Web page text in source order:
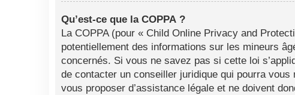
Qu’est-ce que la COPPA ?
La COPPA (pour « Child Online Privacy and
potentiellement des informations sur les mineurs
concernés. Si vous ne savez pas si cette loi
de contacter un conseiller juridique qui pourra
vous proposer d’assistance légale et ne doivent